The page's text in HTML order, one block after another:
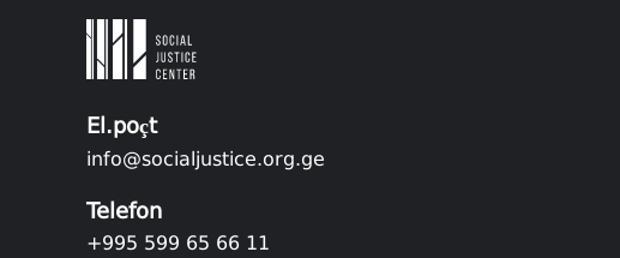
El.poçt
info@socialjustice.org.ge
Telefon
+995 599 65 66 11